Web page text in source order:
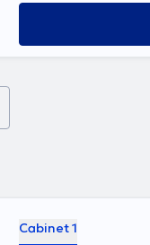
Cabinet 1